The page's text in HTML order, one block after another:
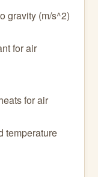
gravity (m/s^2)
for air
for air
temperature